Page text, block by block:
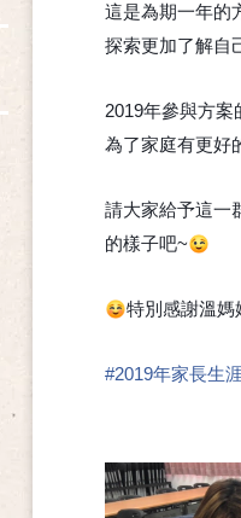
這是為期一年的
探索更加了解自
2019年參與方
為了家庭有更好
請大家給予這一
的樣子吧~😉
☺特別感謝溫媽
#2019年家長生